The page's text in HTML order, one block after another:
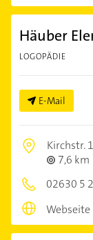
Häuber
LOGOPÄDIE
E-Mail
Kirchstr.
7,6 km
02630 5
Webseite